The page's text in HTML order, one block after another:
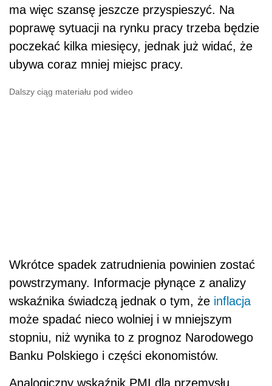
ma więc szansę jeszcze przyspieszyć. Na
poprawę sytuacji na rynku pracy trzeba będzie
poczekać kilka miesięcy, jednak już widać, że
ubywa coraz mniej miejsc pracy.
Dalszy ciąg materiału pod wideo
Wkrótce spadek zatrudnienia powinien zostać
powstrzymany. Informacje płynące z analizy
wskaźnika świadczą jednak o tym, że inflacja
może spadać nieco wolniej i w mniejszym
stopniu, niż wynika to z prognoz Narodowego
Banku Polskiego i części ekonomistów.
Analogiczny wskaźnik PMI dla przemysłu